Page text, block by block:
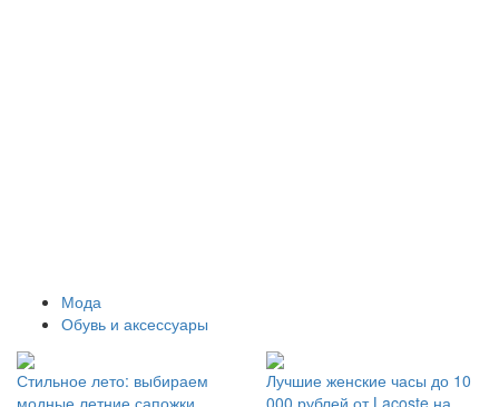
Мода
Обувь и аксессуары
Стильное лето: выбираем
модные летние сапожки
Лучшие женские часы до 10
000 рублей от Lacoste на